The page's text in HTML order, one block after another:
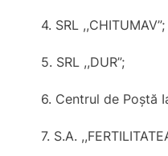
4. SRL ,,CHITUMAV”;
5. SRL ,,DUR”;
6. Centrul de Poştă
7. S.A.